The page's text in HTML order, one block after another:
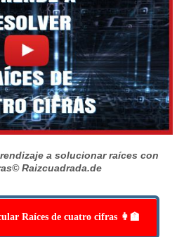
a solucionar raíces con
© Raizcuadrada.de
Raíces de cuatro cifras 👩‍🏫